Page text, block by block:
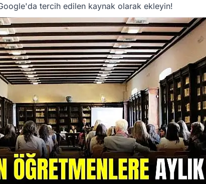
Google'da tercih edilen kaynak olarak ekleyin!